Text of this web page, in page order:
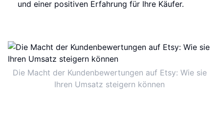
und einer positiven Erfahrung für Ihre Käufer.
Die Macht der Kundenbewertungen auf Etsy: Wie sie
Ihren Umsatz steigern können